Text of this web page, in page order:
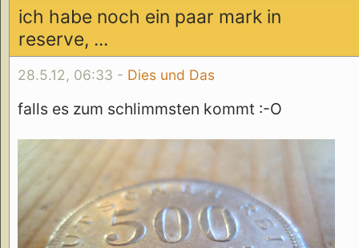
ich habe noch ein paar mark in
reserve, ...
28.5.12, 06:33 - Dies und Das
falls es zum schlimmsten kommt :-O